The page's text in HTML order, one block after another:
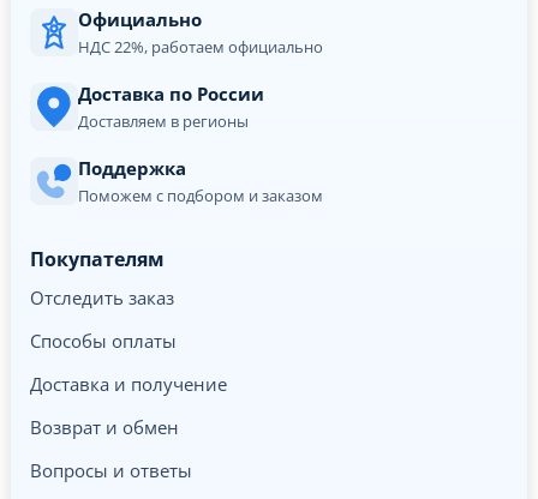
Официально
НДС 22%, работаем официально
Доставка по России
Доставляем в регионы
Поддержка
Поможем с подбором и заказом
Покупателям
Отследить заказ
Способы оплаты
Доставка и получение
Возврат и обмен
Вопросы и ответы